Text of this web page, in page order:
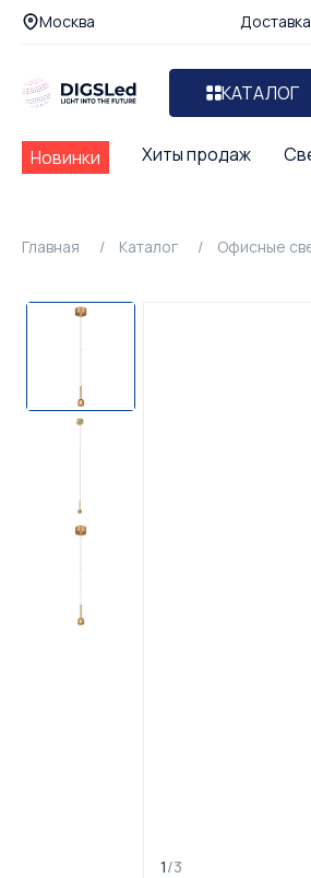
Москва Доставка
КАТАЛОГ
Новинки Хиты продаж
Главная Каталог Офисные
1/3